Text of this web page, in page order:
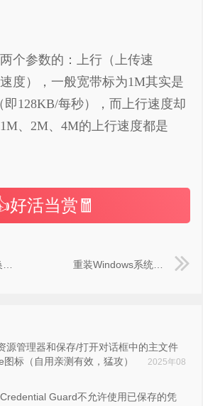
个参数的：上行（上传速
度），一般宽带标为1M其实是
128KB/每秒），而上行速度却
、2M、4M的上行速度都是
好活当赏🧧
重装Windows系统后恢复Ubuntu引导启动项的办法
源管理器和保存/打开对话框中的主文件
标（自用亲测有效，猛攻）
2025年08
Guard不允许使用已保存的凭